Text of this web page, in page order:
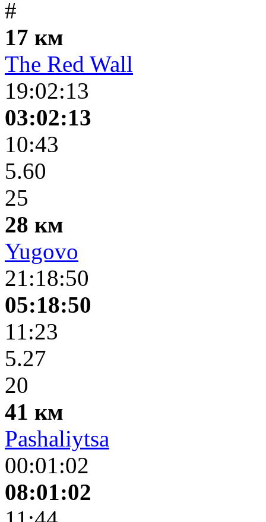
#
17 км
The Red Wall
19:02:13
03:02:13
10:43
5.60
25
28 км
Yugovo
21:18:50
05:18:50
11:23
5.27
20
41 км
Pashaliytsa
00:01:02
08:01:02